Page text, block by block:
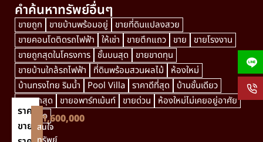
ราคา
ขาย
฿1,600,000
สนใจ
คำค้นหาทรัพย์อื่นๆ
ขายถูก ขายบ้านพร้อมอยู่
ขายที่ดินแปลงสวย
ขายคอนโดติดรถไฟฟ้า ให้เช่า ขายตึกแถว ขาย
ขายโรงงาน
ขายถูกสุดในโครงการ ชั้นบนสุด
ขายขาดทุน
ขายบ้านใกล้รถไฟฟ้า
ที่ดินพร้อมสวนผลไม้
ห้องใหม่
บ้านทรงไทย ริมน้ำ
Pool Villa ราคาดีที่สุด
บ้านชั้นเดียว
ขายถูกสุด
ขายอพาร์ทเม้นท์ ขายด่วน
ห้องใหม่ไม่เคยอยู่อาศัย
villagio